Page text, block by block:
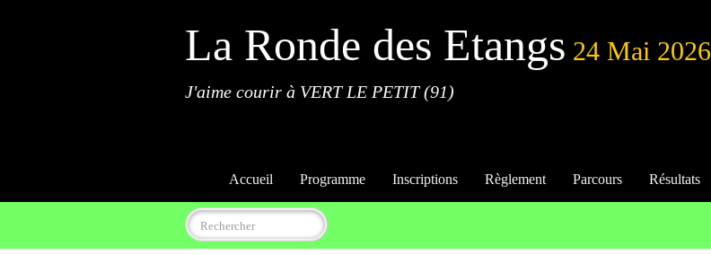
La Ronde des Etangs 24 Mai 2026
J'aime courir à VERT LE PETIT (91)
Accueil Programme Inscriptions Règlement Parcours Résultats